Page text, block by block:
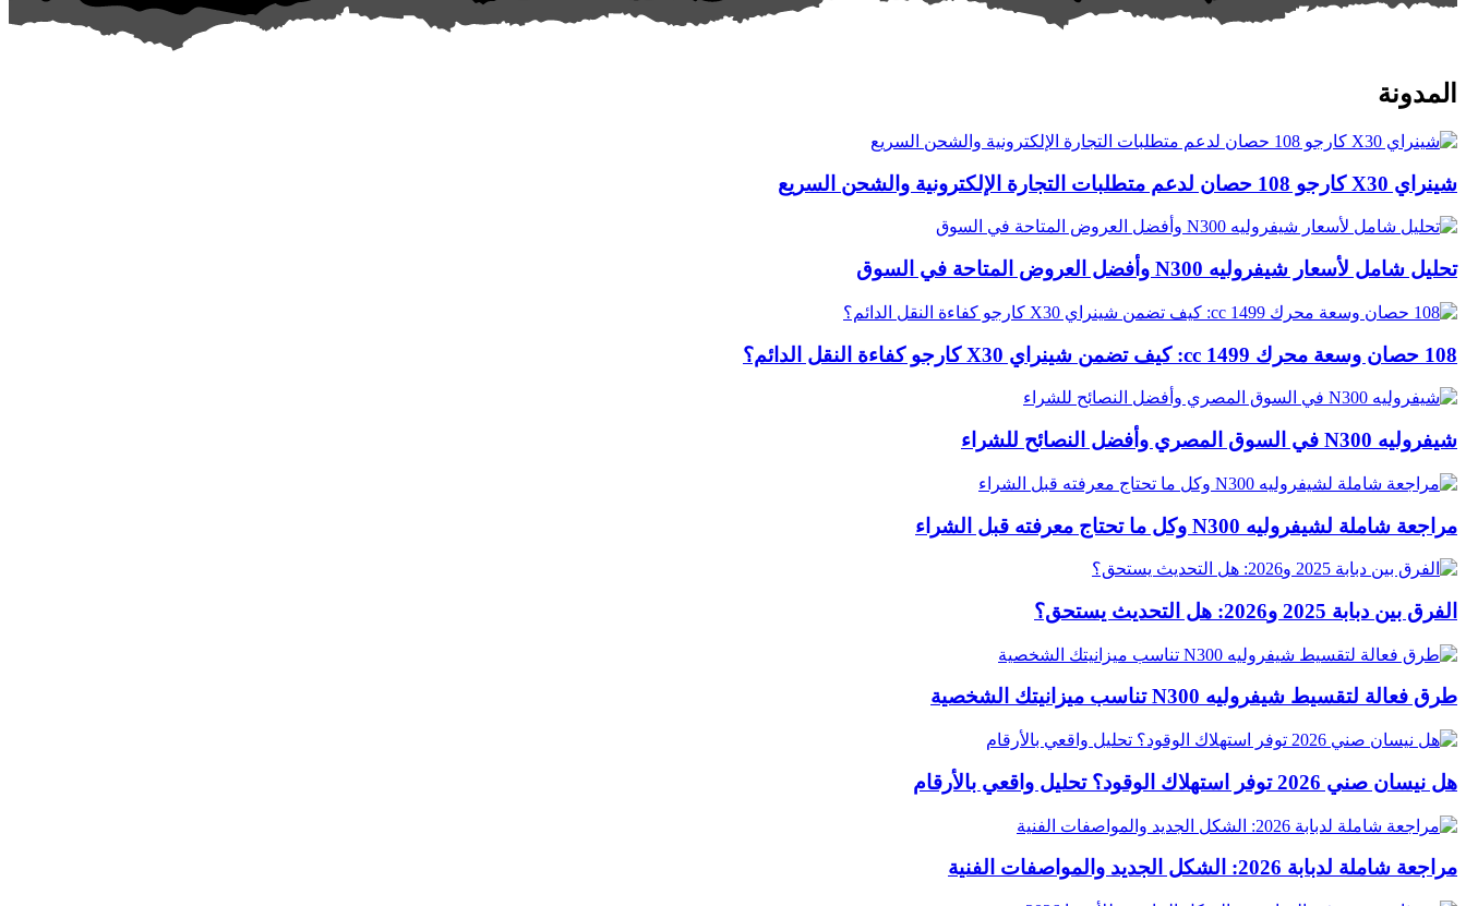
المدونة
شينراي X30 كارجو 108 حصان لدعم متطلبات التجارة الإلكترونية والشحن السريع
تحليل شامل لأسعار شيفروليه N300 وأفضل العروض المتاحة في السوق
108 حصان وسعة محرك 1499 cc: كيف تضمن شينراي X30 كارجو كفاءة النقل الدائم؟
شيفروليه N300 في السوق المصري وأفضل النصائح للشراء
مراجعة شاملة لشيفروليه N300 وكل ما تحتاج معرفته قبل الشراء
الفرق بين دبابة 2025 و2026: هل التحديث يستحق؟
طرق فعالة لتقسيط شيفروليه N300 تناسب ميزانيتك الشخصية
هل نيسان صني 2026 توفر استهلاك الوقود؟ تحليل واقعي بالأرقام
مراجعة شاملة لدبابة 2026: الشكل الجديد والمواصفات الفنية